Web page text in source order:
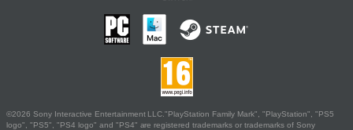
©2026 Sony Interactive Entertainment LLC."PlayStation Family Mark", "PlayStation", "PS5
logo", "PS5", "PS4 logo" and "PS4" are registered trademarks or trademarks of Sony